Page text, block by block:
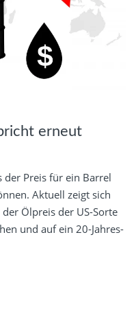
erneut
der Preis für ein Barrel
Aktuell zeigt sich
Ölpreis der US-Sorte
und auf ein 20-Jahres-